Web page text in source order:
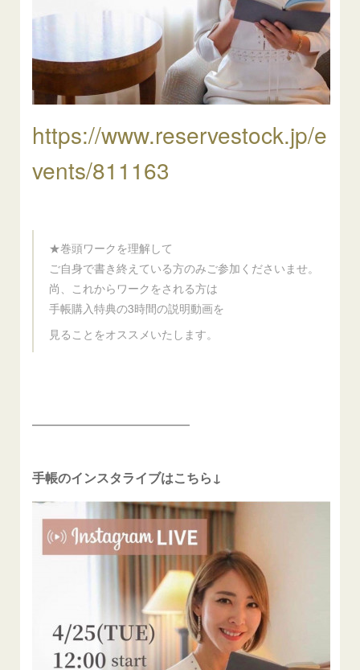
https://www.reservestock.jp/e
vents/811163
★巻頭ワークを理解して
ご自身で書き終えている方のみご参加くださいませ。
尚、これからワークをされる方は
手帳購入特典の3時間の説明動画を
見ることをオススメいたします。
━━━━━━━━━━━━━━
手帳のインスタライブはこちら↓